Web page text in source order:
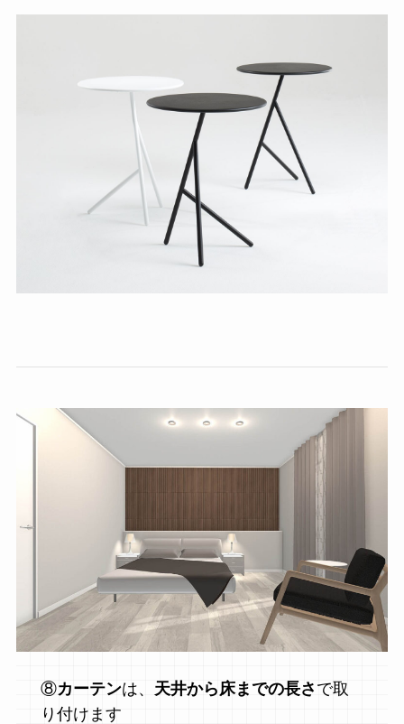
⑧カーテンは、 天井から床までの長さ で取
り付けます